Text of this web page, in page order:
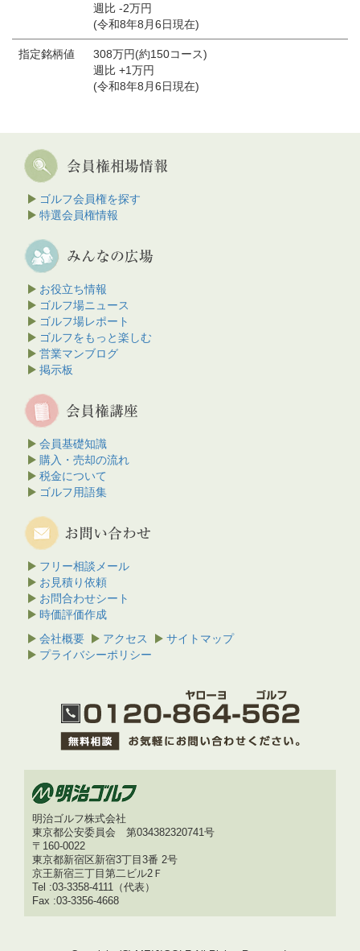
週比 -2万円
(令和8年8月6日現在)
指定銘柄値
308万円(約150コース)
週比 +1万円
(令和8年8月6日現在)
ゴルフ会員権を探す
特選会員権情報
お役立ち情報
ゴルフ場ニュース
ゴルフ場レポート
ゴルフをもっと楽しむ
営業マンブログ
掲示板
会員基礎知識
購入・売却の流れ
税金について
ゴルフ用語集
フリー相談メール
お見積り依頼
お問合わせシート
時価評価作成
会社概要
アクセス
サイトマップ
プライバシーポリシー
明治ゴルフ株式会社
東京都公安委員会 第034382320741号
〒160-0022
東京都新宿区新宿3丁目3番 2号
京王新宿三丁目第二ビル2Ｆ
Tel :03-3358-4111（代表）
Fax :03-3356-4668